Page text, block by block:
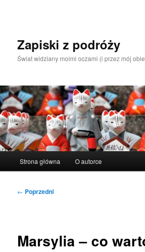
Zapiski z podróży
Świat widziany moimi oczami (i przez mój
Strona główna O autorce
Nawigacja
← Poprzedni
Marsylia – co